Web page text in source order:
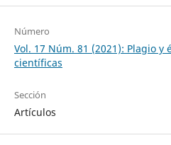
Número
Vol. 17 Núm. 81 (2021): Plagio y
científicas
Sección
Artículos